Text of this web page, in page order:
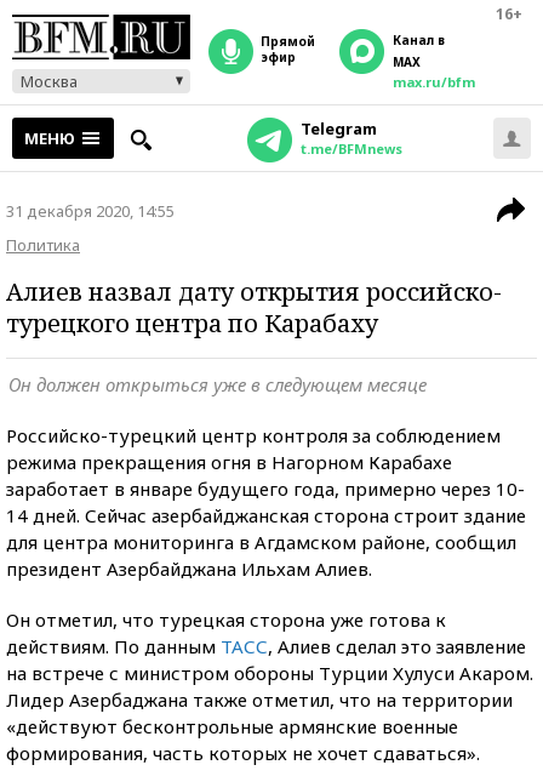
16+
Москва
прямой
эфир
Канал в
MAX
max.ru/bfm
МЕНЮ Telegram
t.me/BFMnews
31 декабря 2020, 14:55
Политика
Алиев назвал дату открытия российско-
турецкого центра по Карабаху
Он должен открыться уже в следующем месяце
Российско-турецкий центр контроля за соблюдением
режима прекращения огня в Нагорном Карабахе
заработает в январе будущего года, примерно через 10-
14 дней. Сейчас азербайджанская сторона строит здание
для центра мониторинга в Агдамском районе, сообщил
президент Азербайджана Ильхам Алиев.
Он отметил, что турецкая сторона уже готова к
действиям. По данным ТАСС, Алиев сделал это заявление
на встрече с министром обороны Турции Хулуси Акаром.
Лидер Азербаджана также отметил, что на территории
«действуют бесконтрольные армянские военные
формирования, часть которых не хочет сдаваться».